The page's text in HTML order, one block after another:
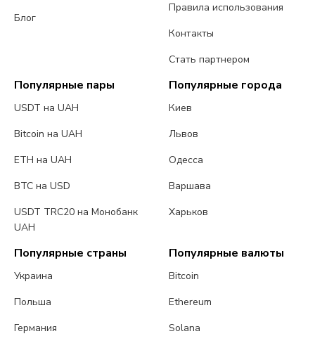
Блог
Правила использования
Контакты
Стать партнером
Популярные пары
USDT на UAH
Bitcoin на UAH
ETH на UAH
BTC на USD
USDT TRC20 на Монобанк
UAH
Популярные города
Киев
Львов
Одесса
Варшава
Харьков
Популярные страны
Украина
Польша
Германия
Популярные валюты
Bitcoin
Ethereum
Solana